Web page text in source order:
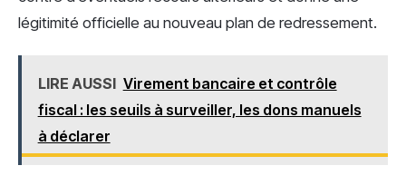
légitimité officielle au nouveau plan de redressement.
LIRE AUSSI Virement bancaire et contrôle
fiscal : les seuils à surveiller, les dons manuels
à déclarer